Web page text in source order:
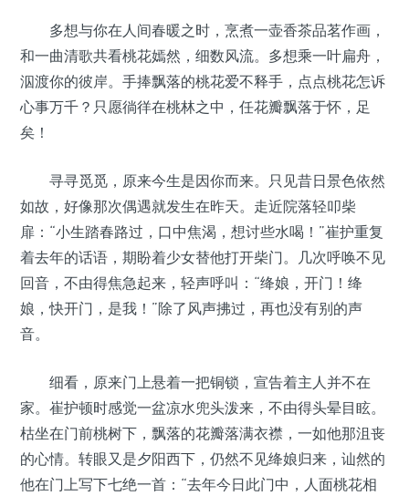
多想与你在人间春暖之时，烹煮一壶香茶品茗作画，
和一曲清歌共看桃花嫣然，细数风流。多想乘一叶扁舟，
泅渡你的彼岸。手捧飘落的桃花爱不释手，点点桃花怎诉
心事万千？只愿徜徉在桃林之中，任花瓣飘落于怀，足
矣！
寻寻觅觅，原来今生是因你而来。只见昔日景色依然
如故，好像那次偶遇就发生在昨天。走近院落轻叩柴
扉：“小生踏春路过，口中焦渴，想讨些水喝！”崔护重复
着去年的话语，期盼着少女替他打开柴门。几次呼唤不见
回音，不由得焦急起来，轻声呼叫：“绛娘，开门！绛
娘，快开门，是我！”除了风声拂过，再也没有别的声
音。
细看，原来门上悬着一把铜锁，宣告着主人并不在
家。崔护顿时感觉一盆凉水兜头泼来，不由得头晕目眩。
枯坐在门前桃树下，飘落的花瓣落满衣襟，一如他那沮丧
的心情。转眼又是夕阳西下，仍然不见绛娘归来，讪然的
他在门上写下七绝一首：“去年今日此门中，人面桃花相